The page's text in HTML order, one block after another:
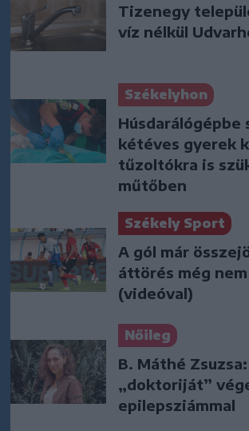
Tizenegy
víz nélkül
Székelyhon
Húsdarálógépbe
kétéves gyerek
tűzoltókra is
műtőben
Székely Sport
A gól már
áttörés még
(videóval)
Nőileg
B. Máthé
„doktoriját”
epilepsziámmal